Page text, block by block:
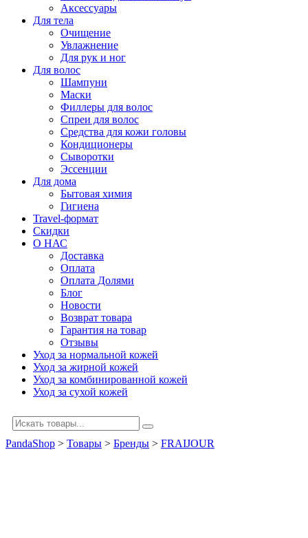
Аксессуары
Для тела
Очищение
Увлажнение
Для рук и ног
Для волос
Шампуни
Маски
Филлеры для волос
Спреи для волос
Средства для кожи головы
Кондиционеры
Сыворотки
Эссенции
Для дома
Бытовая химия
Гигиена
Travel-формат
Скидки
О НАС
Доставка
Оплата
Оплата Долями
Блог
Новости
Возврат товара
Гарантия на товар
Отзывы
Уход за нормальной кожей
Уход за жирной кожей
Уход за комбинированной кожей
Уход за сухой кожей
PandaShop > Товары > Бренды > FRAIJOUR